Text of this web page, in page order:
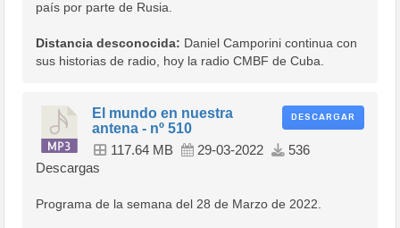
país por parte de Rusia.
Distancia desconocida: Daniel Camporini continua con
sus historias de radio, hoy la radio CMBF de Cuba.
DESCARGAR
El mundo en nuestra
antena - nº 510
117.64 MB 29-03-2022
536
Descargas
Programa de la semana del 28 de Marzo de 2022.